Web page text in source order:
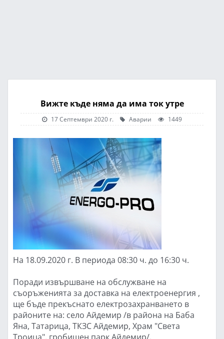
Вижте къде няма да има ток утре
17 Септември 2020 г. Аварии 1449
На 18.09.2020 г. В периода 08:30 ч. до 16:30 ч.
Поради извършване на обслужване на
съоръженията за доставка на електроенергия ,
ще бъде прекъснато електрозахранването в
районите на: село Айдемир /в района на Баба
Яна, Татарица, ТКЗС Айдемир, Храм "Света
Троица", гробищен парк Айдемир/.